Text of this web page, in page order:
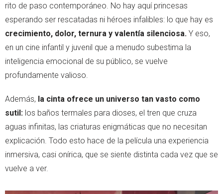
rito de paso contemporáneo. No hay aquí princesas
esperando ser rescatadas ni héroes infalibles: lo que hay es
crecimiento, dolor, ternura y valentía silenciosa. Y eso,
en un cine infantil y juvenil que a menudo subestima la
inteligencia emocional de su público, se vuelve
profundamente valioso.
Además, la cinta ofrece un universo tan vasto como
sutil: los baños termales para dioses, el tren que cruza
aguas infinitas, las criaturas enigmáticas que no necesitan
explicación. Todo esto hace de la película una experiencia
inmersiva, casi onírica, que se siente distinta cada vez que se
vuelve a ver.